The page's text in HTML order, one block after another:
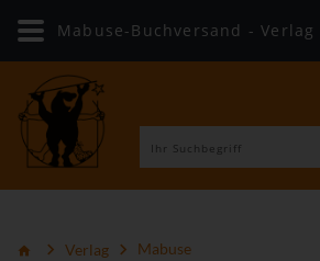
Verlag Mabuse